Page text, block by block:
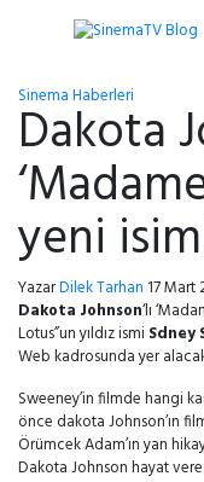
Sinema Haberleri
Dakota
yeni
YazarDilek Tarhan 17 Mart
Dakota Johnson‘lı
Lotus”un yıldız ismi Sdney
Web kadrosunda yer
Sweeney’in filmde hangi
önce dakota Johnson’ın
Örümcek Adam’ın yan
Dakota Johnson hayat